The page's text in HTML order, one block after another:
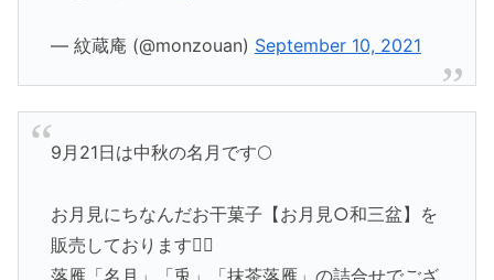
— 紋蔵庵 (@monzouan) September 10, 2021
9月21日は中秋の名月です🌕
お月見にちなんだお干菓子【お月見○和三盆】を
販売しております💁‍♀️